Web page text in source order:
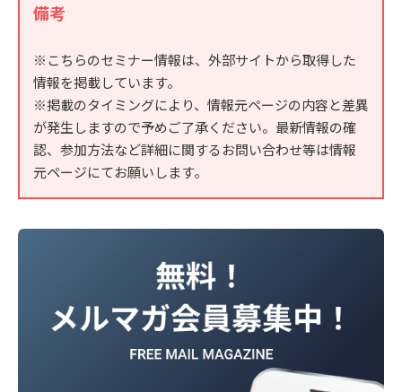
備考
※こちらのセミナー情報は、外部サイトから取得した
情報を掲載しています。
※掲載のタイミングにより、情報元ページの内容と差異
が発生しますので予めご了承ください。最新情報の確
認、参加方法など詳細に関するお問い合わせ等は情報
元ページにてお願いします。